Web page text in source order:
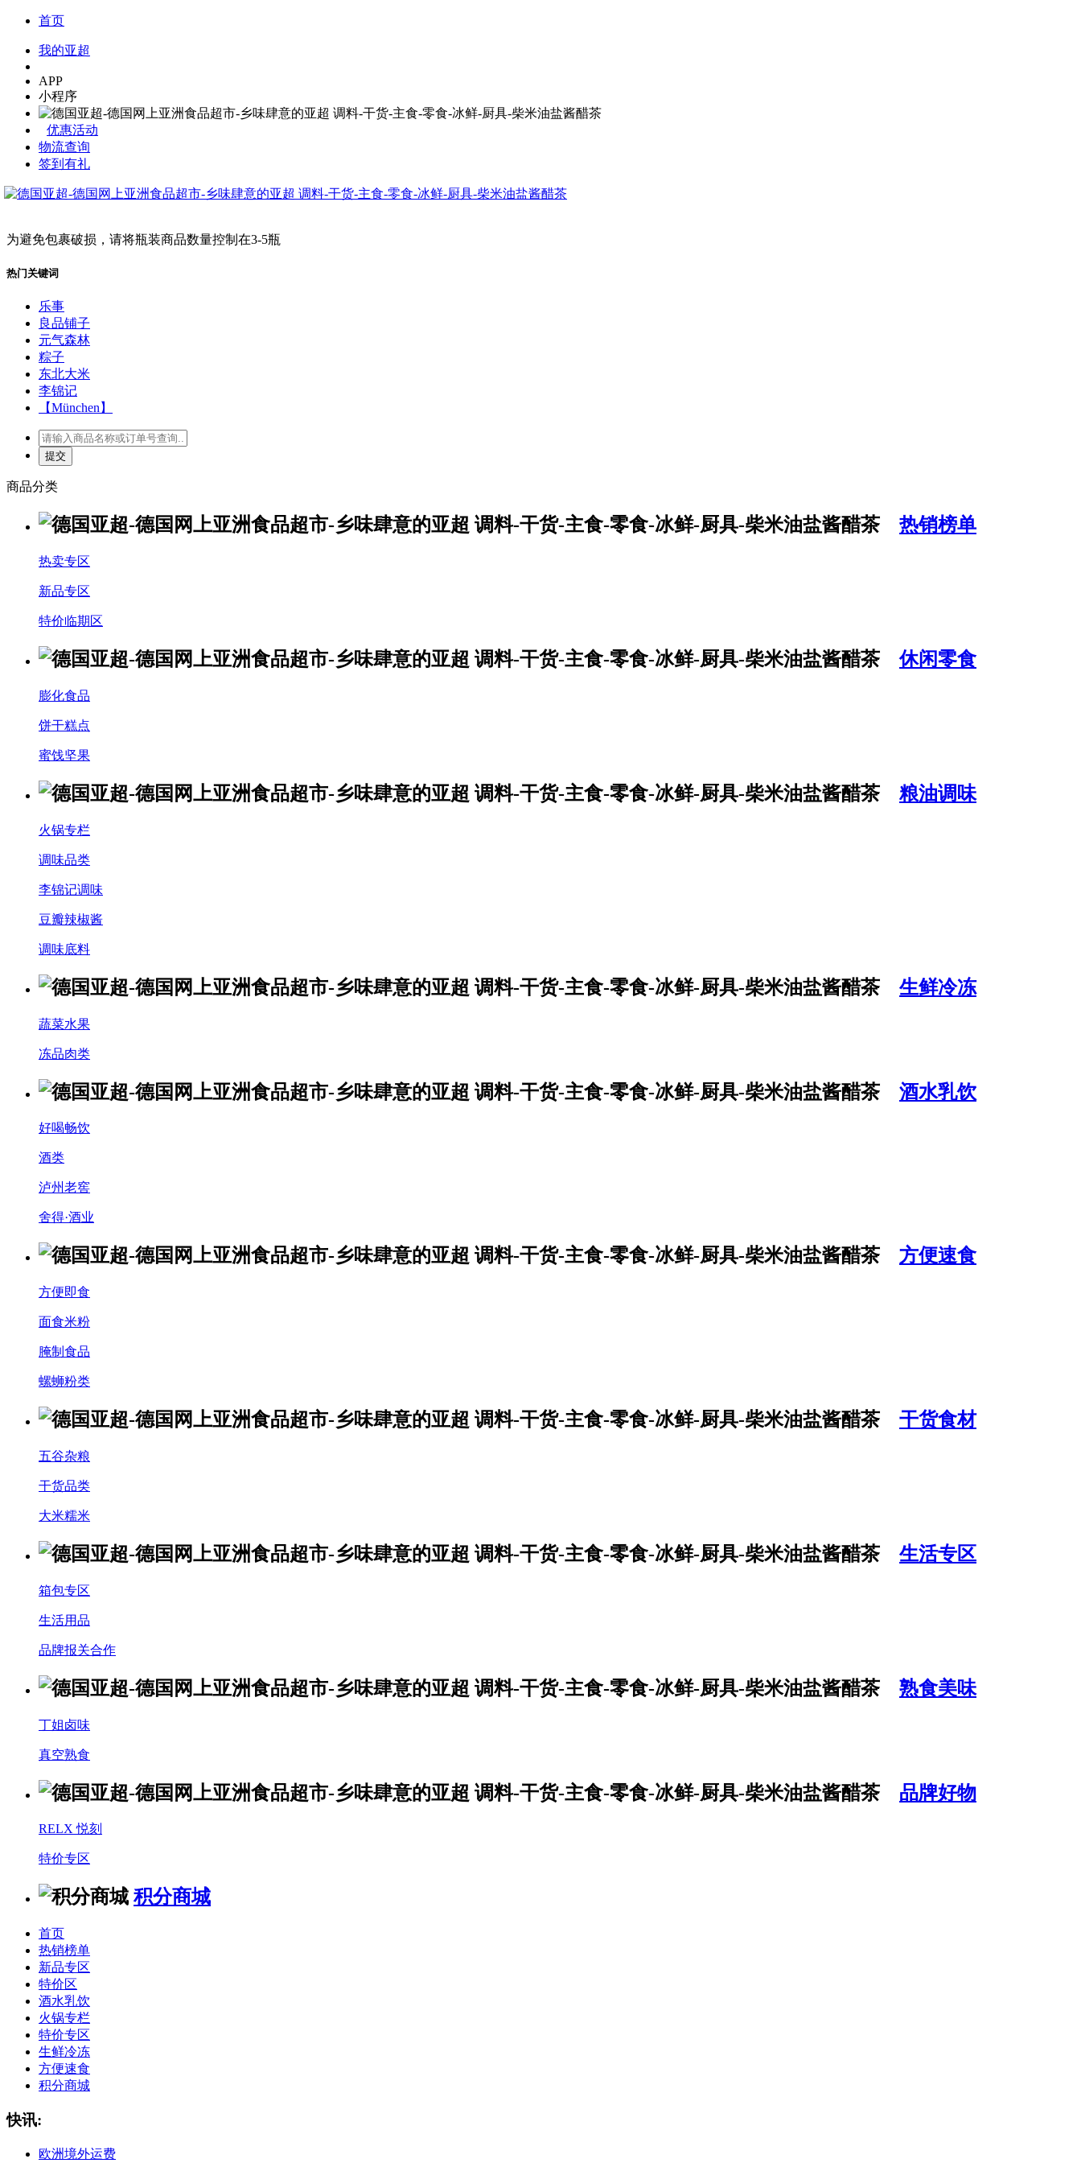
首页
我的亚超
APP
小程序
优惠活动
物流查询
签到有礼
为避免包裹破损，请将瓶装商品数量控制在3-5瓶
热门关键词
乐事
良品铺子
元气森林
粽子
东北大米
李锦记
【München】
商品分类
热销榜单
热卖专区
新品专区
特价临期区
休闲零食
膨化食品
饼干糕点
蜜饯坚果
粮油调味
火锅专栏
调味品类
李锦记调味
豆瓣辣椒酱
调味底料
生鲜冷冻
蔬菜水果
冻品肉类
酒水乳饮
好喝畅饮
酒类
泸州老窖
舍得·酒业
方便速食
方便即食
面食米粉
腌制食品
螺蛳粉类
干货食材
五谷杂粮
干货品类
大米糯米
生活专区
箱包专区
生活用品
品牌报关合作
熟食美味
丁姐卤味
真空熟食
品牌好物
RELX 悦刻
特价专区
积分商城
首页
热销榜单
新品专区
特价区
酒水乳饮
火锅专栏
特价专区
生鲜冷冻
方便速食
积分商城
快讯:
欧洲境外运费